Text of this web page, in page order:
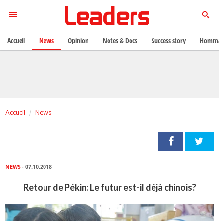
Accueil News
NEWS - 07.10.2018
Retour de Pékin: Le futur est-il déjà chinois?
Accueil News Opinion Notes & Docs Success story